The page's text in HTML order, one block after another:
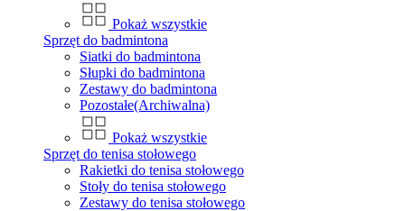
Pokaż wszystkie
Sprzęt do badmintona
Siatki do badmintona
Słupki do badmintona
Zestawy do badmintona
Pozostałe(Archiwalna)
Pokaż wszystkie
Sprzęt do tenisa stołowego
Rakietki do tenisa stołowego
Stoły do tenisa stołowego
Zestawy do tenisa stołowego